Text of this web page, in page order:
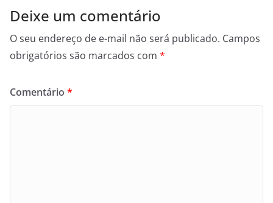
Deixe um comentário
O seu endereço de e-mail não será publicado. Campos
obrigatórios são marcados com *
Comentário *